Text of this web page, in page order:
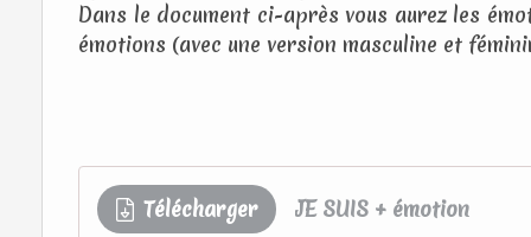
Dans le document ci-après vous aurez les
émotions (avec une version masculine et
Télécharger JE SUIS + émotion